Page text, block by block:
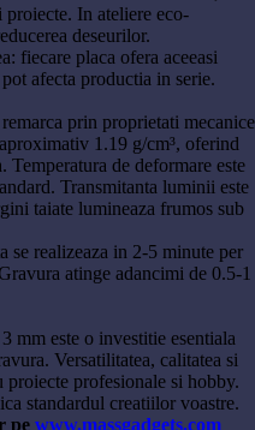
In ateliere eco-
deseurilor.
fiecare placa ofera aceeasi
afecta productia in serie.
prin proprietati mecanice
1.19 g/cm³, oferind
de deformare este
Transmitanta luminii este
taiate lumineaza frumos sub
se realizeaza in 2-5 minute per
atinge adancimi de 0.5-1
mm este o investitie esentiala
Versatilitatea, calitatea si
profesionale si hobby.
standardul creatiilor voastre.
pe www.massgadgets.com